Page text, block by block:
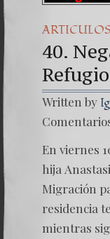
ARTICULOS
40.
Written by
En viernes
hija
Migración
residencia
mientras